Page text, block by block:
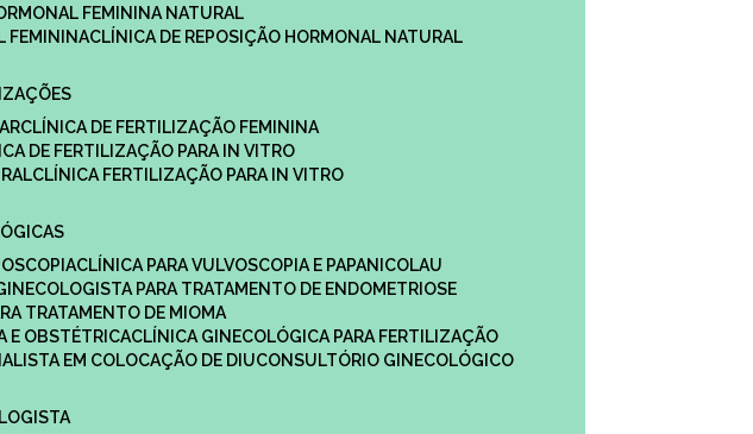
FEMININA NATURAL
FEMININA
CLÍNICA DE REPOSIÇÃO HORMONAL NATURAL
CLÍNICA DE FERTILIZAÇÃO FEMININA
DE FERTILIZAÇÃO PARA IN VITRO
CLÍNICA FERTILIZAÇÃO PARA IN VITRO
CLÍNICA PARA VULVOSCOPIA E PAPANICOLAU
GINECOLOGISTA PARA TRATAMENTO DE ENDOMETRIOSE
TRATAMENTO DE MIOMA
E OBSTÉTRICA
CLÍNICA GINECOLÓGICA PARA FERTILIZAÇÃO
EM COLOCAÇÃO DE DIU
CONSULTÓRIO GINECOLÓGICO